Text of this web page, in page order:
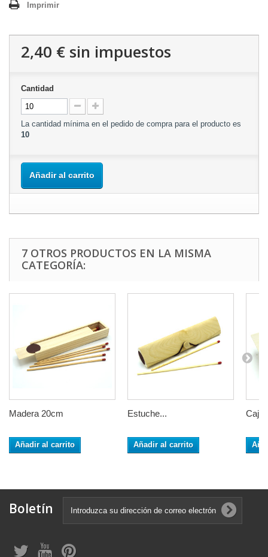
Imprimir
2,40 € sin impuestos
Cantidad
La cantidad mínima en el pedido de compra para el producto es
10
Añadir al carrito
7 OTROS PRODUCTOS EN LA MISMA
CATEGORÍA:
Madera 20cm
Añadir al carrito
Estuche...
Añadir al carrito
Boletín